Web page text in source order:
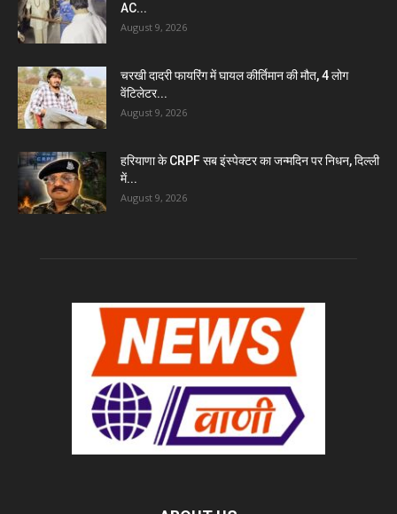
AC...
August 9, 2026
चरखी दादरी फायरिंग में घायल कीर्तिमान की मौत, 4 लोग
वेंटिलेटर...
August 9, 2026
हरियाणा के CRPF सब इंस्पेक्टर का जन्मदिन पर निधन, दिल्ली
में...
August 9, 2026